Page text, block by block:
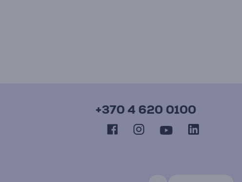
+370 4 620 0100